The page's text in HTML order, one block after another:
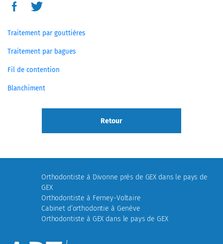
Traitement par gouttières
Traitement par bagues
Fil de contention
Blanchiment
Retour
Orthodontiste à Divonne près de GEX dans le pays de
GEX
Orthodontiste à Ferney-Voltaire
Cabinet d’orthodontie à Genève
Orthodontiste à GEX dans le pays de GEX